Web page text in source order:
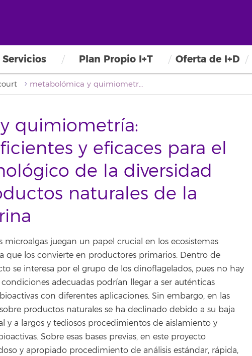
Servicios Plan Propio I+T Oferta de I+D
metabolómica y quimiometría: herramientas eficientes y eficaces para el estudio biotecnológico de la diversidad química de productos naturales de la microbiota marina
quimiometría:
y eficaces para el
de la diversidad
naturales de la
juegan un papel crucial en los ecosistemas
que los convierte en productores primarios. Dentro de
se interesa por el grupo de los dinoflagelados, pues no hay
adecuadas podrían llegar a ser auténticas
con diferentes aplicaciones. Sin embargo, en las
productos naturales se ha declinado debido a su baja
a largos y tediosos procedimientos de aislamiento y
Sobre esas bases previas, en este proyecto
y apropiado procedimiento de análisis estándar, rápida,